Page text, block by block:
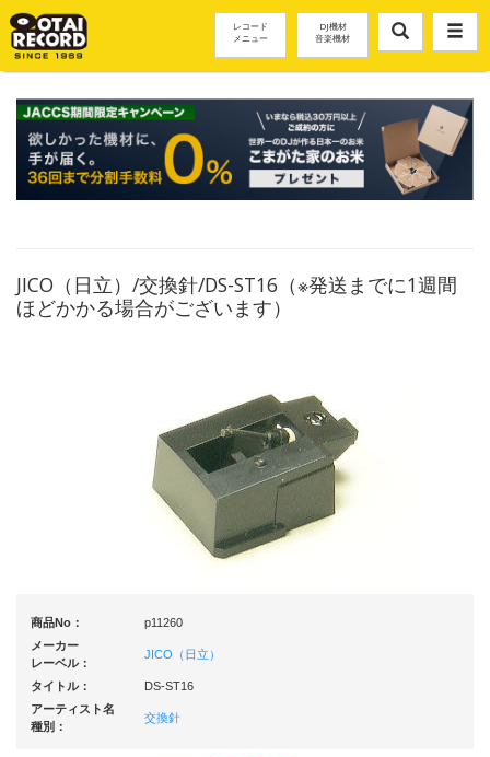
レコード
メニュー
DJ機材
音楽機材
JICO（日立）/交換針/DS-ST16（※発送までに1週間
ほどかかる場合がございます）
商品No：
p11260
メーカー
レーベル：
JICO（日立）
タイトル：
DS-ST16
アーティスト名
種別：
交換針